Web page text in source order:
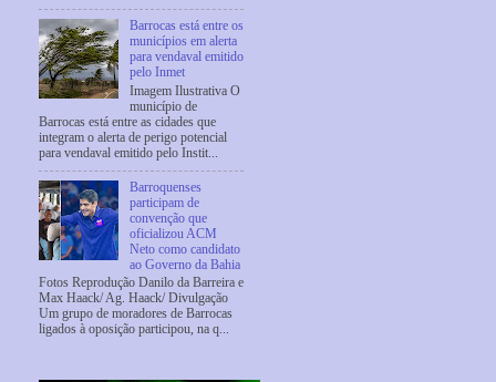
Barrocas está entre os
municípios em alerta
para vendaval emitido
pelo Inmet
Imagem Ilustrativa O
município de
Barrocas está entre as cidades que
integram o alerta de perigo potencial
para vendaval emitido pelo Instit...
Barroquenses
participam de
convenção que
oficializou ACM
Neto como candidato
ao Governo da Bahia
Fotos Reprodução Danilo da Barreira e
Max Haack/ Ag. Haack/ Divulgação
Um grupo de moradores de Barrocas
ligados à oposição participou, na q...